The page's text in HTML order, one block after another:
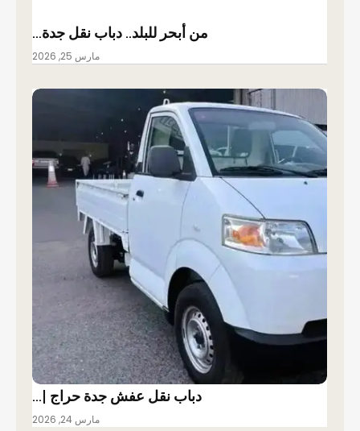
من أبحر للبلد.. دباب نقل جدة…
مارس 25, 2026
دباب نقل عفش جدة حراج |…
مارس 24, 2026